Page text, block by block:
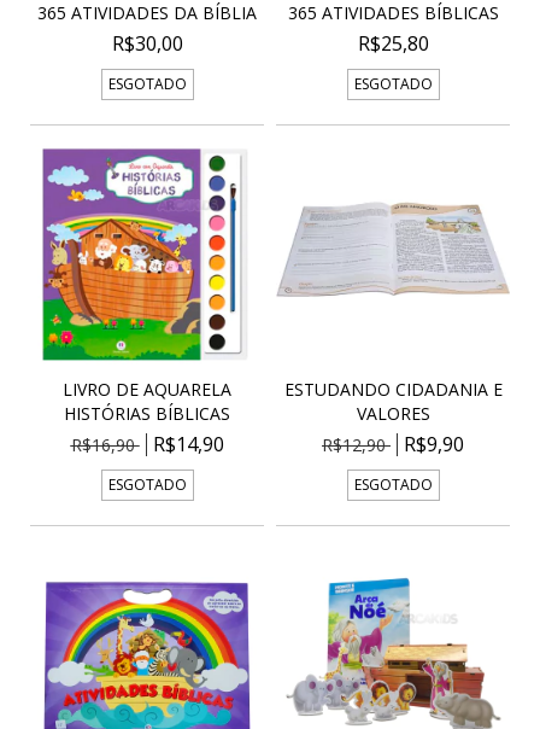
365 ATIVIDADES DA BÍBLIA
R$30,00
ESGOTADO
365 ATIVIDADES BÍBLICAS
R$25,80
ESGOTADO
LIVRO DE AQUARELA
HISTÓRIAS BÍBLICAS
R$16,90
R$14,90
ESGOTADO
ESTUDANDO CIDADANIA E
VALORES
R$12,90
R$9,90
ESGOTADO